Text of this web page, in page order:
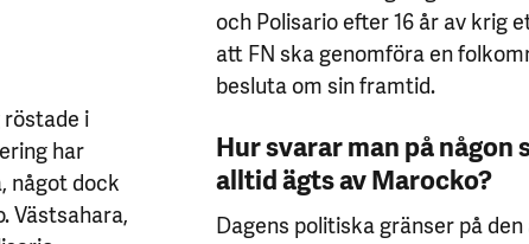
i
har
något dock
Västsahara,
och Polisario efter 16 år av krig
att FN ska genomföra en
besluta om sin framtid.
Hur svarar man på
alltid ägts av Marocko?
Dagens politiska gränser på